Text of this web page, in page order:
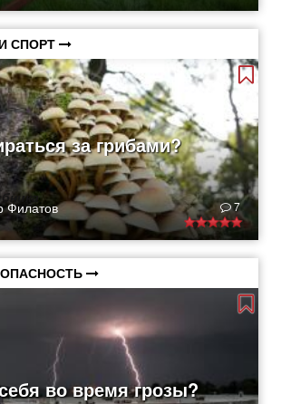
СПОРТ
за грибами?
Филатов 7
во время грозы?